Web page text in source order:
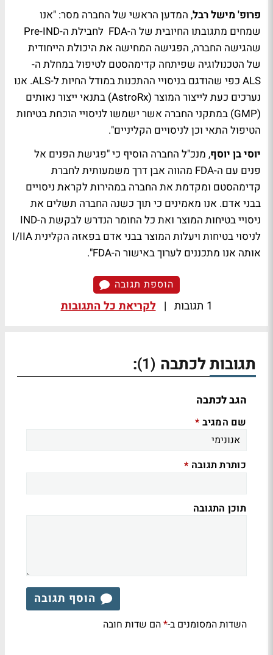
פרופ' מישל רבל, המדען הראשי של החברה מסר: "אנו
שמחים מתגובתו החיובית של ה-FDA לחבילת ה-Pre-IND
שהגישה החברה, הפגישה המחישה את היכולת הייחודית
של הטכנולוגיה שפיתחה קדימהסטם לטיפול במחלת ה-
ALS כפי שהודגם בניסויי ההתכנות במודל החיות ל-ALS. אנו
נערכים כעת לייצור המוצר (AstroRx) בתנאי ייצור נאותים
(GMP) במתקני החברה אשר ישמשו לניסויי הוכחת בטיחות
הטיפול התאי וכן לניסויים הקליניים".
יוסי בן יוסף, מנכ"ל החברה הוסיף כי "פגישת הפנים אל
פנים עם ה-FDA מהווה אבן דרך משמעותית לחברת
קדימהסטם ומקדמת את החברה במהירות לקראת ניסויים
בבני אדם. אנו מאמינים כי תוך כשנה החברה תשלים את
ניסויי בטיחות המוצר ואת כל החומר הנדרש לבקשת ה-IND
לניסוי בטיחות ויעלות המוצר בבני אדם בפאזה הקלינית I/IIA
אותה אנו מתכננים לערוך באישור ה-FDA".
הוספת תגובה
1 תגובות | לקריאת כל התגובות
תגובות לכתבה (1)
:
הגב לכתבה
שם המגיב *
כותרת תגובה *
תוכן התגובה
הוסף תגובה
השדות המסומנים ב-*הם שדות חובה